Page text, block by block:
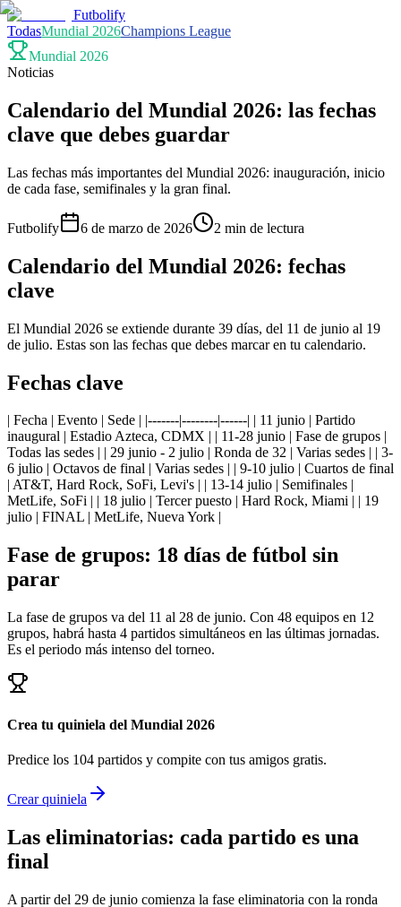
Futbolify
TodasMundial 2026Champions League
Mundial 2026
Noticias
Calendario del Mundial 2026: las fechas
clave que debes guardar
Las fechas más importantes del Mundial 2026: inauguración, inicio
de cada fase, semifinales y la gran final.
Futbolify 6 de marzo de 2026 2 min de lectura
Calendario del Mundial 2026: fechas
clave
El Mundial 2026 se extiende durante 39 días, del 11 de junio al 19
de julio. Estas son las fechas que debes marcar en tu calendario.
Fechas clave
| Fecha | Evento | Sede | |-------|--------|------| | 11 junio | Partido
inaugural | Estadio Azteca, CDMX | | 11-28 junio | Fase de grupos |
Todas las sedes | | 29 junio - 2 julio | Ronda de 32 | Varias sedes | | 3-
6 julio | Octavos de final | Varias sedes | | 9-10 julio | Cuartos de final
| AT&T, Hard Rock, SoFi, Levi's | | 13-14 julio | Semifinales |
MetLife, SoFi | | 18 julio | Tercer puesto | Hard Rock, Miami | | 19
julio | FINAL | MetLife, Nueva York |
Fase de grupos: 18 días de fútbol sin
parar
La fase de grupos va del 11 al 28 de junio. Con 48 equipos en 12
grupos, habrá hasta 4 partidos simultáneos en las últimas jornadas.
Es el periodo más intenso del torneo.
Crea tu quiniela del Mundial 2026
Predice los 104 partidos y compite con tus amigos gratis.
Crear quiniela
Las eliminatorias: cada partido es una
final
A partir del 29 de junio comienza la fase eliminatoria con la ronda